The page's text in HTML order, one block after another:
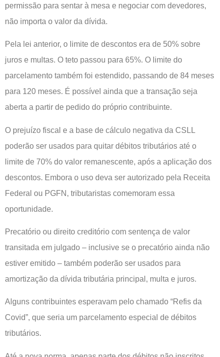
permissão para sentar à mesa e negociar com devedores,
não importa o valor da dívida.
Pela lei anterior, o limite de descontos era de 50% sobre
juros e multas. O teto passou para 65%. O limite do
parcelamento também foi estendido, passando de 84 meses
para 120 meses. É possível ainda que a transação seja
aberta a partir de pedido do próprio contribuinte.
O prejuízo fiscal e a base de cálculo negativa da CSLL
poderão ser usados para quitar débitos tributários até o
limite de 70% do valor remanescente, após a aplicação dos
descontos. Embora o uso deva ser autorizado pela Receita
Federal ou PGFN, tributaristas comemoram essa
oportunidade.
Precatório ou direito creditório com sentença de valor
transitada em julgado – inclusive se o precatório ainda não
estiver emitido – também poderão ser usados para
amortização da dívida tributária principal, multa e juros.
Alguns contribuintes esperavam pelo chamado “Refis da
Covid”, que seria um parcelamento especial de débitos
tributários.